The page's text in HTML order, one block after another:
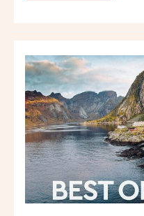
„BEST
OF
EUROPA“